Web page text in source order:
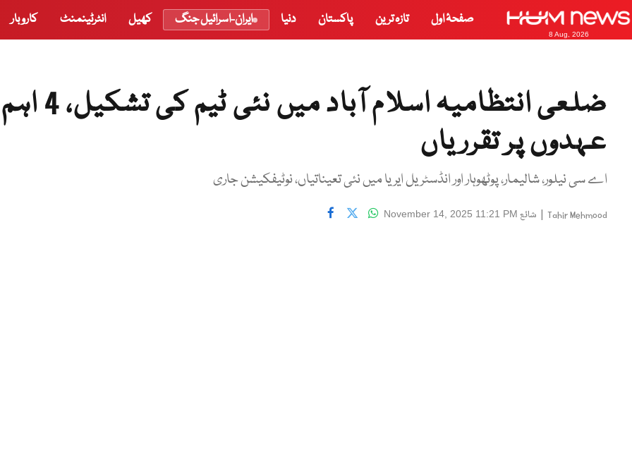
8 Aug, 2026
صفحۂ اول تازہ ترین پاکستان دنیا ایران-اسرائیل جنگ کھیل انٹرٹینمنٹ کاروبار
ضلعی انتظامیہ اسلام آباد میں نئی ٹیم کی تشکیل، 4 اہم
عہدوں پر تقرریاں
اے سی نیلور، شالیمار، پوٹھوہار اور انڈسٹریل ایریا میں نئی تعیناتیاں، نوٹیفکیشن جاری
Tahir Mehmood
| شائع November 14, 2025 11:21 PM